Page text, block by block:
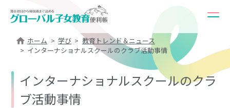
ホーム 学び
教育トレンド＆ニュース
インターナショナルスクールのクラブ活動事情
インターナショナルスクールのクラ
ブ活動事情